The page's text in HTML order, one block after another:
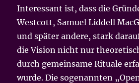
Interessant ist, dass die
Westcott, Samuel Liddell
und später andere, stark
die Vision nicht nur
durch gemeinsame Rituale
wurde. Die sogenannten